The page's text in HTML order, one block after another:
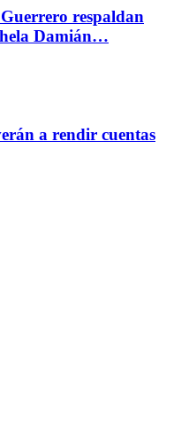
respaldan
Damián…
a rendir cuentas